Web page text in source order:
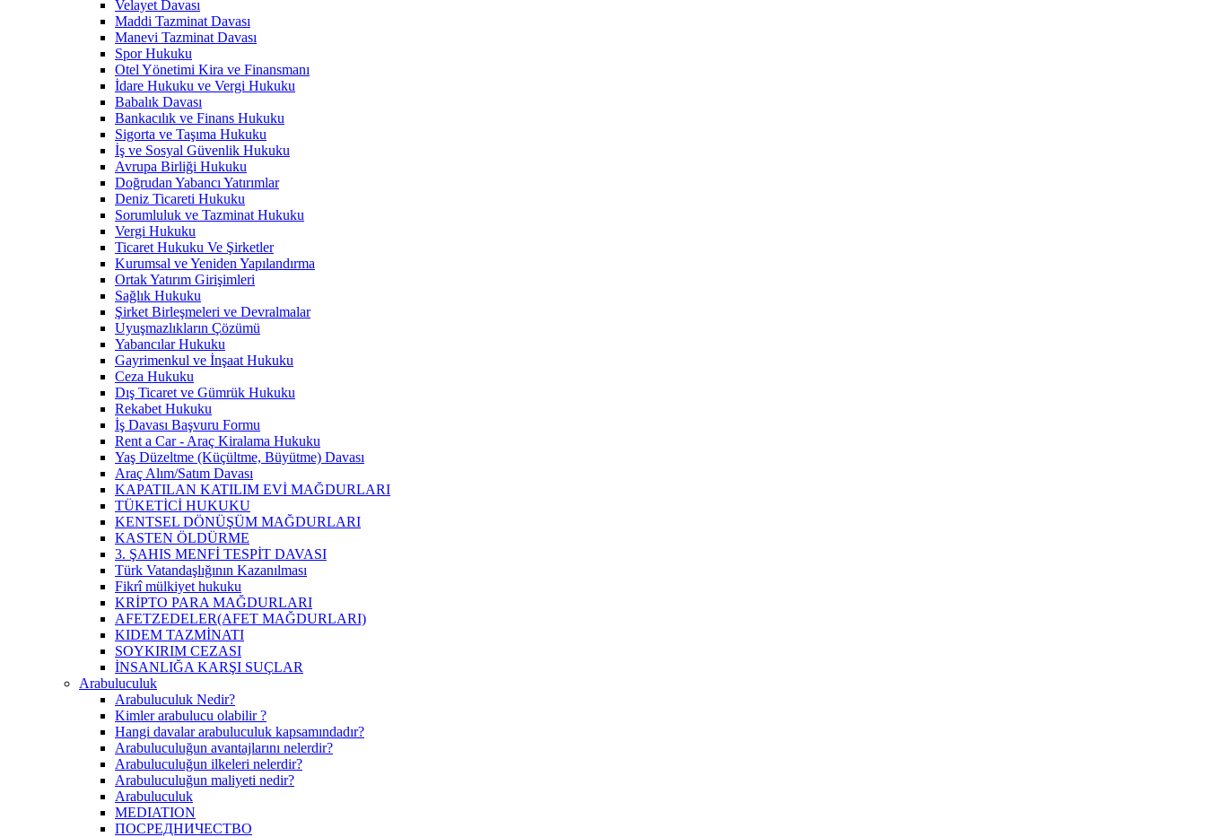
Velayet Davası
Maddi Tazminat Davası
Manevi Tazminat Davası
Spor Hukuku
Otel Yönetimi Kira ve Finansmanı
İdare Hukuku ve Vergi Hukuku
Babalık Davası
Bankacılık ve Finans Hukuku
Sigorta ve Taşıma Hukuku
İş ve Sosyal Güvenlik Hukuku
Avrupa Birliği Hukuku
Doğrudan Yabancı Yatırımlar
Deniz Ticareti Hukuku
Sorumluluk ve Tazminat Hukuku
Vergi Hukuku
Ticaret Hukuku Ve Şirketler
Kurumsal ve Yeniden Yapılandırma
Ortak Yatırım Girişimleri
Sağlık Hukuku
Şirket Birleşmeleri ve Devralmalar
Uyuşmazlıkların Çözümü
Yabancılar Hukuku
Gayrimenkul ve İnşaat Hukuku
Ceza Hukuku
Dış Ticaret ve Gümrük Hukuku
Rekabet Hukuku
İş Davası Başvuru Formu
Rent a Car - Araç Kiralama Hukuku
Yaş Düzeltme (Küçültme, Büyütme) Davası
Araç Alım/Satım Davası
KAPATILAN KATILIM EVİ MAĞDURLARI
TÜKETİCİ HUKUKU
KENTSEL DÖNÜŞÜM MAĞDURLARI
KASTEN ÖLDÜRME
3. ŞAHIS MENFİ TESPİT DAVASI
Türk Vatandaşlığının Kazanılması
Fikrî mülkiyet hukuku
KRİPTO PARA MAĞDURLARI
AFETZEDELER(AFET MAĞDURLARI)
KIDEM TAZMİNATI
SOYKIRIM CEZASI
İNSANLIĞA KARŞI SUÇLAR
Arabuluculuk
Arabuluculuk Nedir?
Kimler arabulucu olabilir ?
Hangi davalar arabuluculuk kapsamındadır?
Arabuluculuğun avantajlarını nelerdir?
Arabuluculuğun ilkeleri nelerdir?
Arabuluculuğun maliyeti nedir?
Arabuluculuk
MEDIATION
ПОСРЕДНИЧЕСТВО